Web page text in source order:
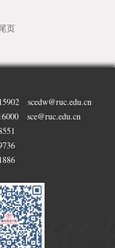
页
scedw@ruc.edu.cn
sce@ruc.edu.cn